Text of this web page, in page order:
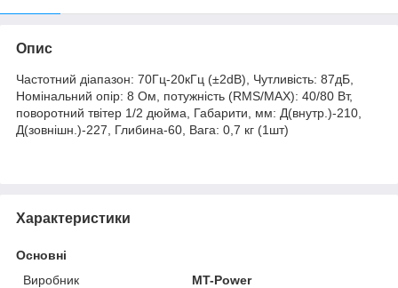
Опис
Частотний діапазон: 70Гц-20кГц (±2dB), Чутливість: 87дБ,
Номінальний опір: 8 Ом, потужність (RMS/MAX): 40/80 Вт,
поворотний твітер 1/2 дюйма, Габарити, мм: Д(внутр.)-210,
Д(зовнішн.)-227, Глибина-60, Вага: 0,7 кг (1шт)
Характеристики
Основні
Виробник
MT-Power